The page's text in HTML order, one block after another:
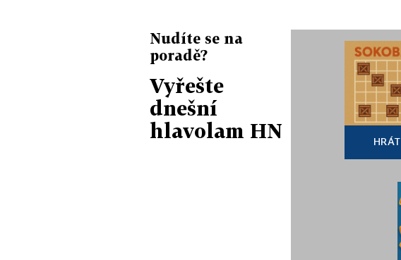
Nudíte se na
poradě?
Vyřešte
dnešní
hlavolam HN
HRÁT